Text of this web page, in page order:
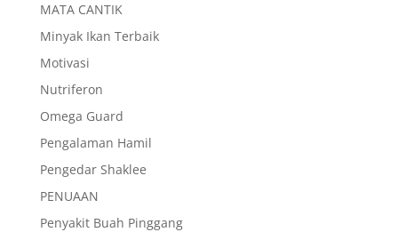
MATA CANTIK
Minyak Ikan Terbaik
Motivasi
Nutriferon
Omega Guard
Pengalaman Hamil
Pengedar Shaklee
PENUAAN
Penyakit Buah Pinggang